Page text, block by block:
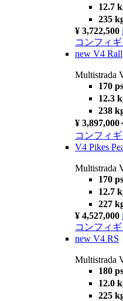
12.7
235
¥ 3,722,500 i
コンフィ
new V4
Multistrada
170 ps
12.3
238
¥ 3,897,000
コンフィ
V4 Pikes
Multistrada
170 ps
12.7
227
¥ 4,527,000 i
コンフィ
new V4 RS
Multistrada
180 ps
12.0
225